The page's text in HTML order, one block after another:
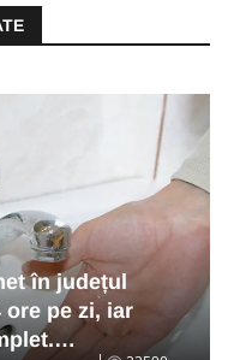
în județul
ore pe zi, iar